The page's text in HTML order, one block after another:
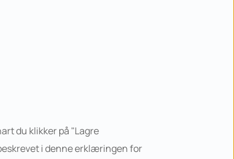
du klikker på "Lagre
i denne erklæringen for